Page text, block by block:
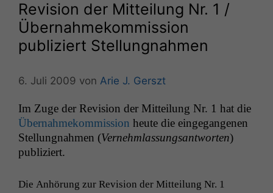
Revision der Mitteilung Nr. 1 /
Übernahmekommission
publiziert Stellungnahmen
6. Juli 2009 von Arie J. Gerszt
Im Zuge der Revi­sion der Mit­teilung Nr. 1 hat die
Über­nah­mekom­mis­sion heute die einge­gan­genen
Stel­lung­nah­men (Vernehm­las­sungsant­worten)
pub­liziert.
Die Anhörung zur Revi­sion der Mit­teilung Nr. 1